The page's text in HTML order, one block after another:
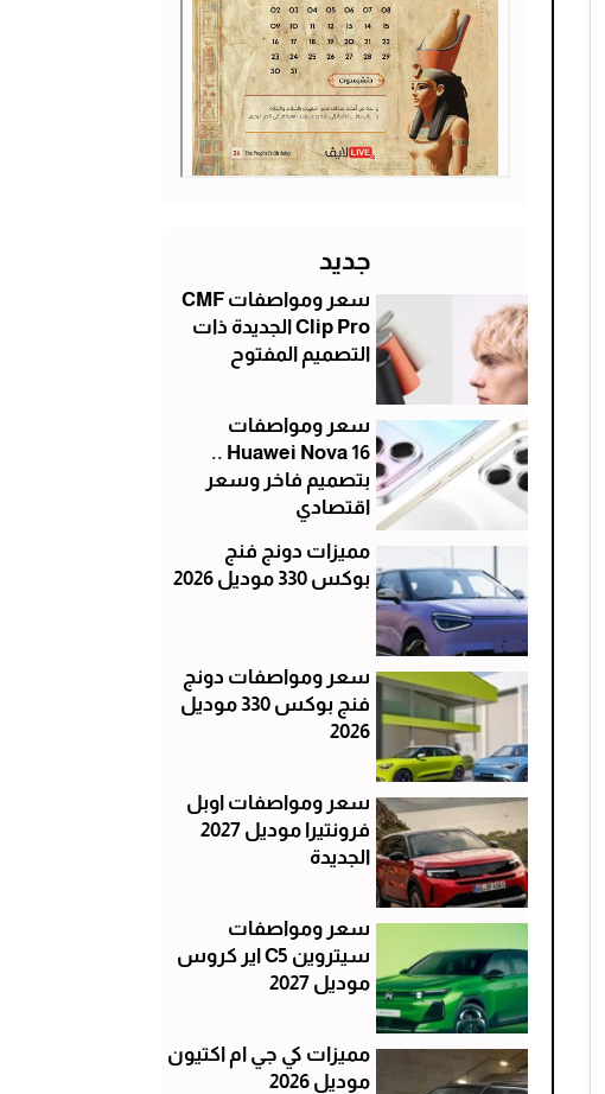
جديد
سعر ومواصفات CMF
Clip Pro الجديدة ذات
التصميم المفتوح
سعر ومواصفات
Huawei Nova 16 ..
بتصميم فاخر وسعر
اقتصادي
مميزات دونج فنج
بوكس 330 موديل 2026
سعر ومواصفات دونج
فنج بوكس 330 موديل
2026
سعر ومواصفات اوبل
فرونتيرا موديل 2027
الجديدة
سعر ومواصفات
سيتروين C5 اير كروس
موديل 2027
مميزات كي جي ام اكتيون
موديل 2026